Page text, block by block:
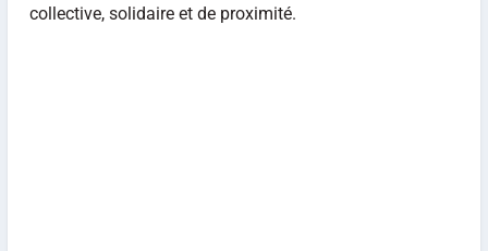
collective, solidaire et de proximité.